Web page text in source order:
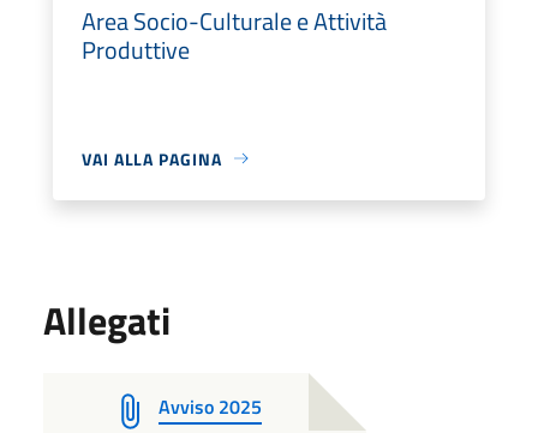
Area Socio-Culturale e Attività
Produttive
VAI ALLA PAGINA
Allegati
Avviso 2025